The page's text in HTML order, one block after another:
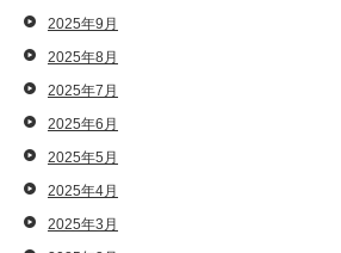
2025年9月
2025年8月
2025年7月
2025年6月
2025年5月
2025年4月
2025年3月